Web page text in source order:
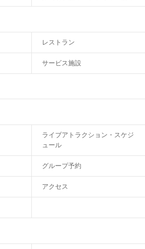
レストラン
サービス施設
ライブアトラクション・スケジ
ュール
グループ予約
アクセス